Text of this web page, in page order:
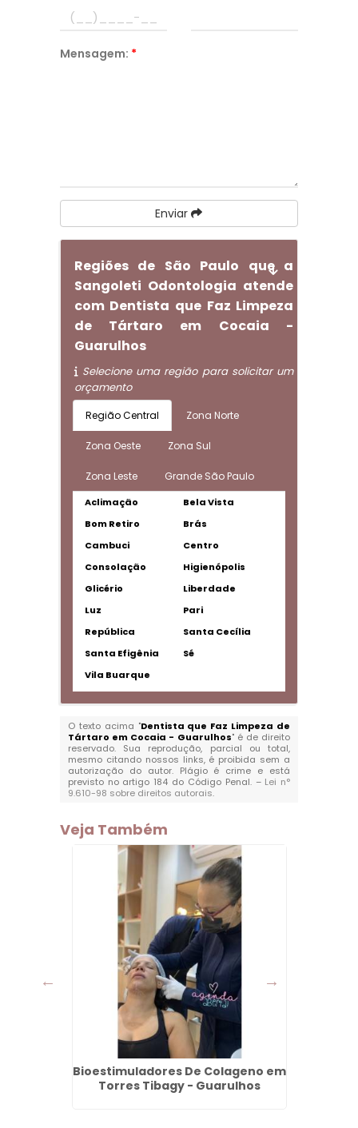
Mensagem: *
Enviar
Regiões de São Paulo que a
Sangoleti Odontologia atende
com Dentista que Faz Limpeza
de Tártaro em Cocaia -
Guarulhos
Selecione uma região para solicitar um
orçamento
Região Central Zona Norte
Zona Oeste Zona Sul
Zona Leste Grande São Paulo
Aclimação
Bela Vista
Bom Retiro
Brás
Cambuci
Centro
Consolação
Higienópolis
Glicério
Liberdade
Luz
Pari
República
Santa Cecília
Santa Efigênia
Sé
Vila Buarque
O texto acima "Dentista que Faz Limpeza de
Tártaro em Cocaia - Guarulhos" é de direito
reservado. Sua reprodução, parcial ou total,
mesmo citando nossos links, é proibida sem a
autorização do autor. Plágio é crime e está
previsto no artigo 184 do Código Penal. – Lei n°
9.610-98 sobre direitos autorais.
Veja Também
Bioestimuladores De Colageno em
Torres Tibagy - Guarulhos